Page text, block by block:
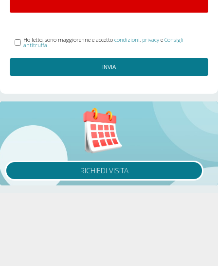
Ho letto, sono maggiorenne e accetto condizioni, privacy e Consigli
antitruffa
INVIA
RICHIEDI VISITA